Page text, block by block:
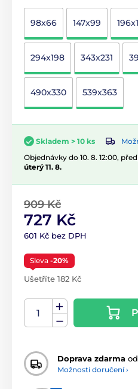
98x66 147x99
294x198 343x231
490x330 539x363
Skladem > 10 ks
Objednávky do 10. 8. 12:00,
úterý 11. 8.
909 Kč
727 Kč
601 Kč bez DPH
Sleva -20%
Ušetříte 182 Kč
Doprava zdarma od
Možnosti doručení ›